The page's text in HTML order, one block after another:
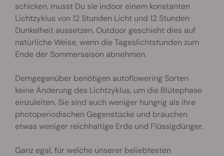
schicken, musst Du sie indoor einem konstanten
Lichtzyklus von 12 Stunden Licht und 12 Stunden
Dunkelheit aussetzen. Outdoor geschieht dies auf
natürliche Weise, wenn die Tageslichtstunden zum
Ende der Sommersaison abnehmen.
Demgegenüber benötigen autoflowering Sorten
keine Änderung des Lichtzyklus, um die Blütephase
einzuleiten. Sie sind auch weniger hungrig als ihre
photoperiodischen Gegenstücke und brauchen
etwas weniger reichhaltige Erde und Flüssigdünger.
Ganz egal, für welche unserer beliebtesten